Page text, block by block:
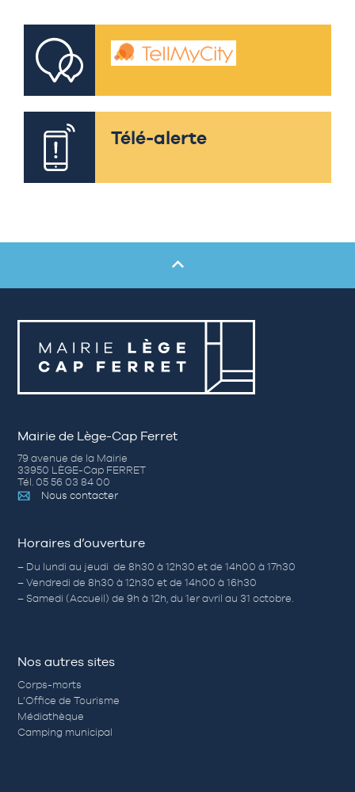
Télé-alerte
Mairie de Lège-Cap Ferret
79 avenue de la Mairie
33950 LÈGE-Cap FERRET
Tél. 05 56 03 84 00
Nous contacter
Horaires d’ouverture
– Du lundi au jeudi de 8h30 à 12h30 et de 14h00 à 17h30
– Vendredi de 8h30 à 12h30 et de 14h00 à 16h30
– Samedi (Accueil) de 9h à 12h, du 1er avril au 31 octobre.
Nos autres sites
Corps-morts
L’Office de Tourisme
Médiathèque
Camping municipal